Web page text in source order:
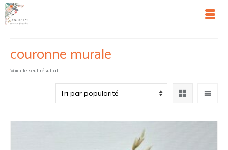
couronne murale
Voici le seul résultat